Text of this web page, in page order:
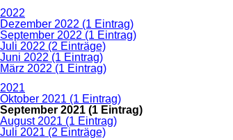
2022
Dezember 2022 (1 Eintrag)
September 2022 (1 Eintrag)
Juli 2022 (2 Einträge)
Juni 2022 (1 Eintrag)
März 2022 (1 Eintrag)
2021
Oktober 2021 (1 Eintrag)
September 2021 (1 Eintrag)
August 2021 (1 Eintrag)
Juli 2021 (2 Einträge)